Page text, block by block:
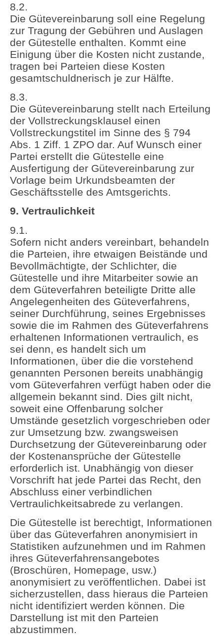
8.2.
Die Gütevereinbarung soll eine Regelung
zur Tragung der Gebühren und Auslagen
der Gütestelle enthalten. Kommt eine
Einigung über die Kosten nicht zustande,
tragen bei Parteien diese Kosten
gesamtschuldnerisch je zur Hälfte.
8.3.
Die Gütevereinbarung stellt nach Erteilung
der Vollstreckungsklausel einen
Vollstreckungstitel im Sinne des § 794
Abs. 1 Ziff. 1 ZPO dar. Auf Wunsch einer
Partei erstellt die Gütestelle eine
Ausfertigung der Gütevereinbarung zur
Vorlage beim Urkundsbeamten der
Geschäftsstelle des Amtsgerichts.
9. Vertraulichkeit
9.1.
Sofern nicht anders vereinbart, behandeln
die Parteien, ihre etwaigen Beistände und
Bevollmächtigte, der Schlichter, die
Gütestelle und ihre Mitarbeiter sowie an
dem Güteverfahren beteiligte Dritte alle
Angelegenheiten des Güteverfahrens,
seiner Durchführung, seines Ergebnisses
sowie die im Rahmen des Güteverfahrens
erhaltenen Informationen vertraulich, es
sei denn, es handelt sich um
Informationen, über die die vorstehend
genannten Personen bereits unabhängig
vom Güteverfahren verfügt haben oder die
allgemein bekannt sind. Dies gilt nicht,
soweit eine Offenbarung solcher
Umstände gesetzlich vorgeschrieben oder
zur Umsetzung bzw. zwangsweisen
Durchsetzung der Gütevereinbarung oder
der Kostenansprüche der Gütestelle
erforderlich ist. Unabhängig von dieser
Vorschrift hat jede Partei das Recht, den
Abschluss einer verbindlichen
Vertraulichkeitsabrede zu verlangen.
Die Gütestelle ist berechtigt, Informationen
über das Güteverfahren anonymisiert in
Statistiken aufzunehmen und im Rahmen
ihres Güteverfahrensangebotes
(Broschüren, Homepage, usw.)
anonymisiert zu veröffentlichen. Dabei ist
sicherzustellen, dass hieraus die Parteien
nicht identifiziert werden können. Die
Darstellung ist mit den Parteien
abzustimmen.